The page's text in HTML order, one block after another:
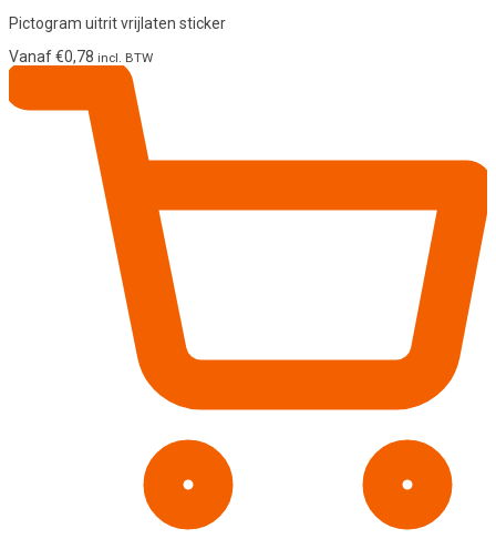
Pictogram uitrit vrijlaten sticker
Vanaf€0,78 incl. BTW